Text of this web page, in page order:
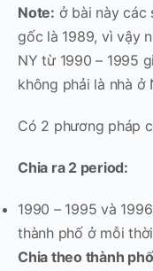
Note: ở bài này các
gốc là 1989, vì vậy
NY từ 1990 – 1995
không phải là nhà ở
Có 2 phương pháp
Chia ra 2 period:
1990 – 1995 và
thành phố ở mỗi
Chia theo thành